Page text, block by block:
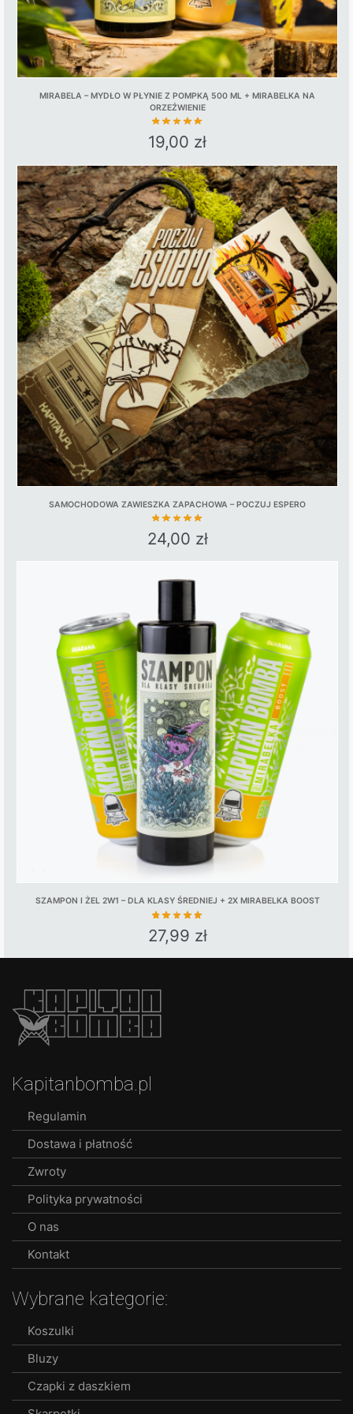
MIRABELA – MYDŁO W PŁYNIE Z POMPKĄ 500 ML + MIRABELKA NA
ORZEŹWIENIE
19,00 zł
SAMOCHODOWA ZAWIESZKA ZAPACHOWA – POCZUJ ESPERO
24,00 zł
SZAMPON I ŻEL 2W1 – DLA KLASY ŚREDNIEJ + 2X MIRABELKA BOOST
27,99 zł
Kapitanbomba.pl
Regulamin
Dostawa i płatność
Zwroty
Polityka prywatności
O nas
Kontakt
Wybrane kategorie:
Koszulki
Bluzy
Czapki z daszkiem